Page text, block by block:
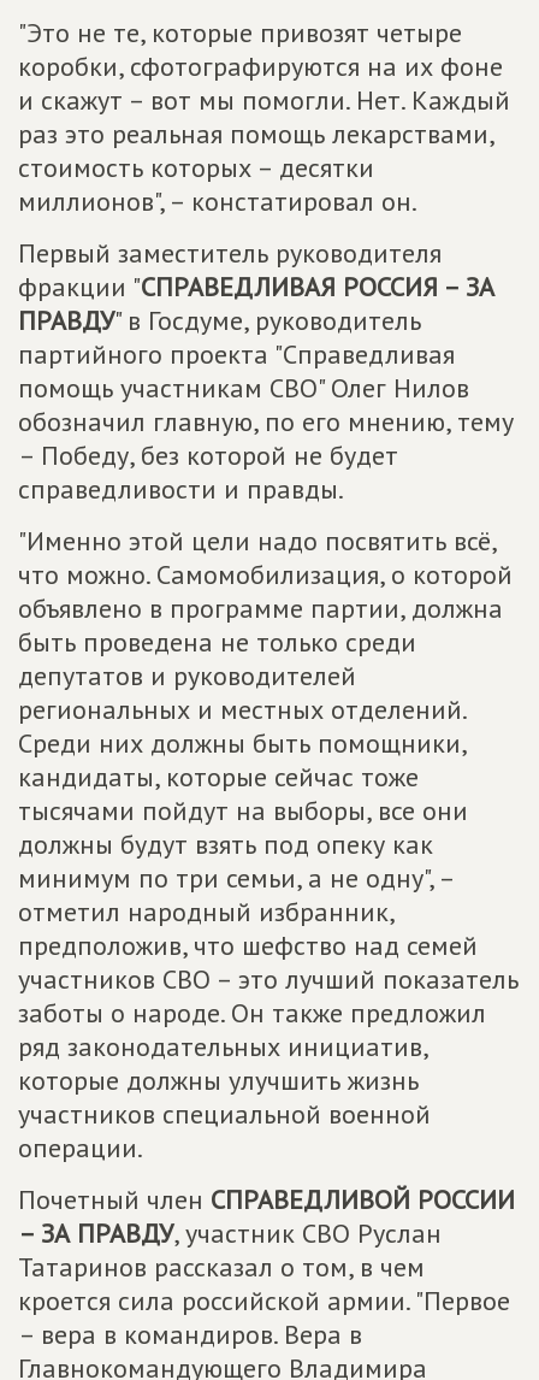
"Это не те, которые привозят четыре
коробки, сфотографируются на их фоне
и скажут – вот мы помогли. Нет. Каждый
раз это реальная помощь лекарствами,
стоимость которых – десятки
миллионов", – констатировал он.
Первый заместитель руководителя
фракции "СПРАВЕДЛИВАЯ РОССИЯ – ЗА
ПРАВДУ" в Госдуме, руководитель
партийного проекта "Справедливая
помощь участникам СВО" Олег Нилов
обозначил главную, по его мнению, тему
– Победу, без которой не будет
справедливости и правды.
"Именно этой цели надо посвятить всё,
что можно. Самомобилизация, о которой
объявлено в программе партии, должна
быть проведена не только среди
депутатов и руководителей
региональных и местных отделений.
Среди них должны быть помощники,
кандидаты, которые сейчас тоже
тысячами пойдут на выборы, все они
должны будут взять под опеку как
минимум по три семьи, а не одну", –
отметил народный избранник,
предположив, что шефство над семей
участников СВО – это лучший показатель
заботы о народе. Он также предложил
ряд законодательных инициатив,
которые должны улучшить жизнь
участников специальной военной
операции.
Почетный член СПРАВЕДЛИВОЙ РОССИИ
– ЗА ПРАВДУ, участник СВО Руслан
Татаринов рассказал о том, в чем
кроется сила российской армии. "Первое
– вера в командиров. Вера в
Главнокомандующего Владимира